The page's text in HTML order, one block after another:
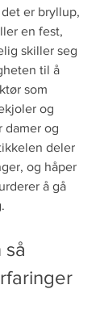
er bryllup,
en fest,
skiller seg
til å
som
og
damer og
deler
og håper
å gå
så